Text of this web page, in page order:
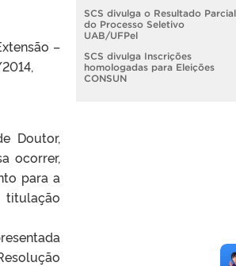
–
Doutor,
ocorrer,
para a
SCS divulga o Resultado Parcial
do Processo Seletivo
UAB/UFPel
SCS divulga Inscrições
homologadas para Eleições
CONSUN